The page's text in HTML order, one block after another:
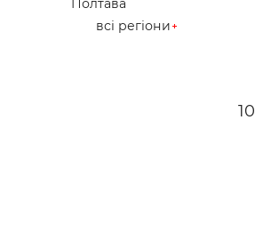
Полтава
всі регіони